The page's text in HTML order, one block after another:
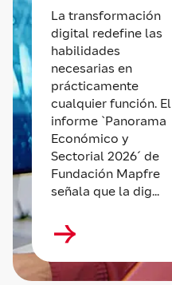
La transformación
digital redefine las
habilidades
necesarias en
prácticamente
cualquier función. El
informe `Panorama
Económico y
Sectorial 2026´ de
Fundación Mapfre
señala que la dig...